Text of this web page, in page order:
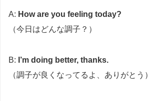
A: How are you feeling today?
（今日はどんな調子？）
B: I’m doing better, thanks.
（調子が良くなってるよ、ありがとう）